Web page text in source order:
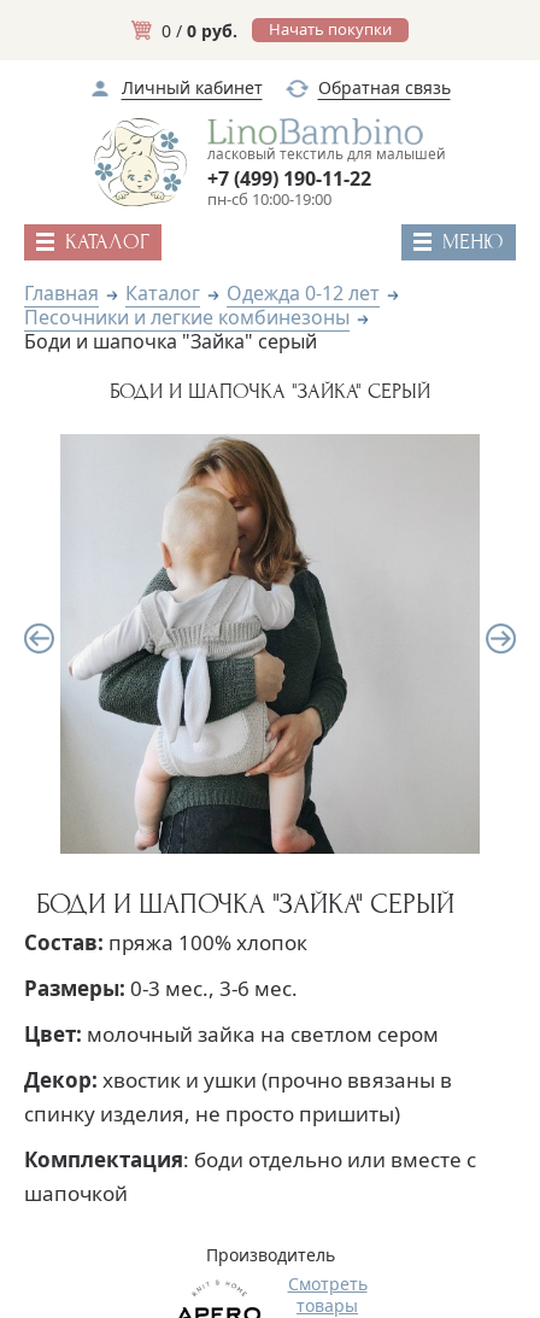
0 / 0 руб. Начать покупки
Личный кабинет Обратная связь
ласковый текстиль для малышей
пн-сб 10:00-19:00
+7 (499) 190-11-22
КАТАЛОГ МЕНЮ
Главная Каталог
Одежда 0-12 лет
Песочники и легкие комбинезоны
Боди и шапочка "Зайка" серый
БОДИ И ШАПОЧКА "ЗАЙКА" СЕРЫЙ
БОДИ И ШАПОЧКА "ЗАЙКА" СЕРЫЙ
Состав: пряжа 100% хлопок
Размеры: 0-3 мес., 3-6 мес.
Цвет: молочный зайка на светлом сером
Декор: хвостик и ушки (прочно ввязаны в
спинку изделия, не просто пришиты)
Комплектация: боди отдельно или вместе с
шапочкой
Производитель
Смотреть
товары